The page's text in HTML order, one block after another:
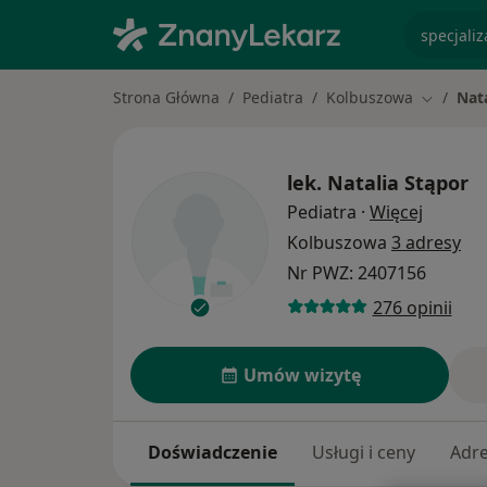
Strona Główna Pediatra Kolbuszowa Zmień
lek. Natalia Stąpor
Pediatra · Więcej
Kolbuszowa 3 adresy
Nr PWZ: 2407156
276 opinii
Umów wizytę
Doświadczenie Usługi i ceny